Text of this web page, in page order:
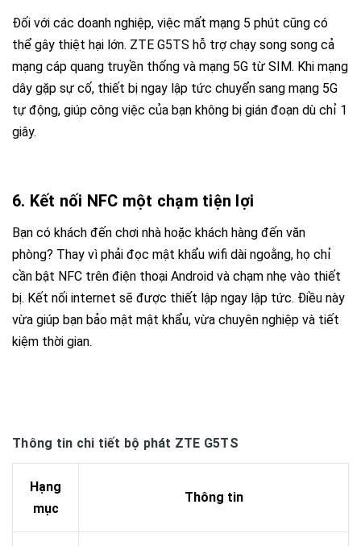
Đối với các doanh nghiệp, việc mất mạng 5 phút cũng có
thể gây thiệt hại lớn. ZTE G5TS hỗ trợ chạy song song cả
mạng cáp quang truyền thống và mạng 5G từ SIM. Khi mạng
dây gặp sự cố, thiết bị ngay lập tức chuyển sang mạng 5G
tự động, giúp công việc của bạn không bị gián đoạn dù chỉ 1
giây.
6. Kết nối NFC một chạm tiện lợi
Bạn có khách đến chơi nhà hoặc khách hàng đến văn
phòng? Thay vì phải đọc mật khẩu wifi dài ngoằng, họ chỉ
cần bật NFC trên điện thoại Android và chạm nhẹ vào thiết
bị. Kết nối internet sẽ được thiết lập ngay lập tức. Điều này
vừa giúp bạn bảo mật mật khẩu, vừa chuyên nghiệp và tiết
kiệm thời gian.
Thông tin chi tiết bộ phát ZTE G5TS
Hạng
mục
Thông tin